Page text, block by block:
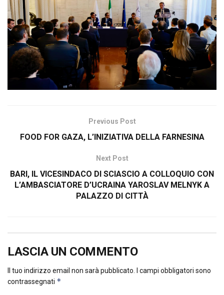
Previous Post
FOOD FOR GAZA, L’INIZIATIVA DELLA FARNESINA
Next Post
BARI, IL VICESINDACO DI SCIASCIO A COLLOQUIO CON
L’AMBASCIATORE D’UCRAINA YAROSLAV MELNYK A
PALAZZO DI CITTÀ
LASCIA UN COMMENTO
Il tuo indirizzo email non sarà pubblicato.
I campi obbligatori sono
contrassegnati *